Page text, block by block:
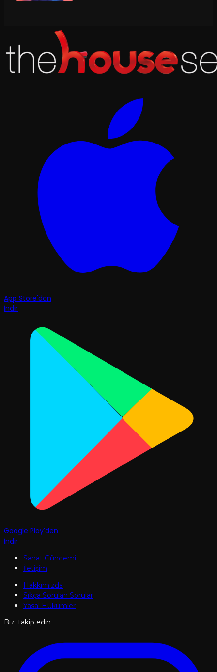
App Store'dan
İndir
Google Play'den
İndir
Sanat Gündemi
İletişim
Hakkımızda
Sıkça Sorulan Sorular
Yasal Hükümler
Bizi takip edin